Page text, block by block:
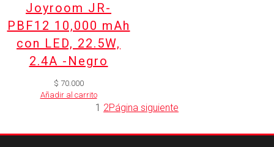
Joyroom JR-
PBF12 10,000 mAh
con LED, 22.5W,
2.4A -Negro
$ 70.000
Añadir al carrito
1 2Página siguiente